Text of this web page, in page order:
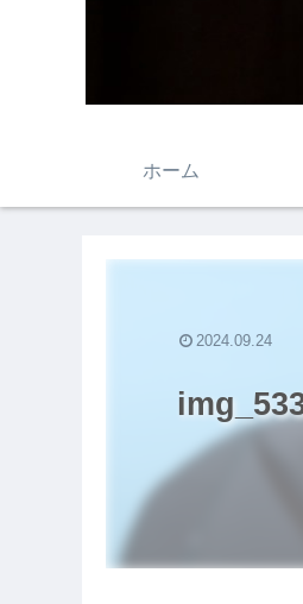
ホーム
2024.09.24